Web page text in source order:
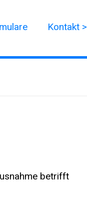
Kontakt >
betrifft